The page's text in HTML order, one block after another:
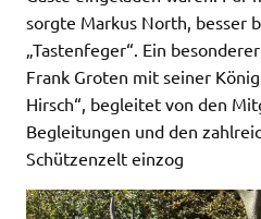
sorgte Markus North, besser
„Tastenfeger“. Ein
Frank Groten mit seiner
Hirsch“, begleitet von den
Begleitungen und den
Schützenzelt einzog